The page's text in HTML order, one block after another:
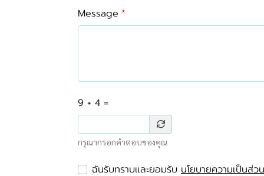
Message
9 + 4 =
กรุณากรอกคำตอบของคุณ
ฉันรับทราบและยอมรับ นโยบายความเป็นส่ว